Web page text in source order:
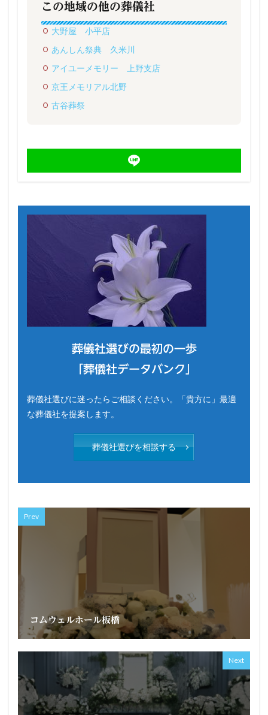
この地域の他の葬儀社
大野屋 小平店
あんしん祭典 久米川
アイユーメモリー 上野支店
京王メモリアル北野
古谷葬祭
葬儀社選びの最初の一歩
「葬儀社データバンク」
葬儀社選びに迷ったらご相談ください。「貴方に」最適
な葬儀社を提案します。
葬儀社選びを相談する
Prev
コムウェルホール板橋
Next